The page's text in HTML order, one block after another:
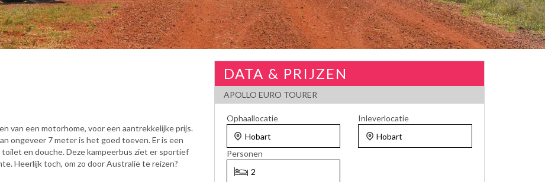
van een motorhome, voor een aantrekkelijke prijs.
ongeveer 7 meter is het goed toeven. Er is een
en douche. Deze kampeerbus ziet er sportief
Heerlijk toch, om zo door Australië te reizen?
DATA & PRIJZEN
APOLLO EURO TOURER
Ophaallocatie Inleverlocatie
Personen